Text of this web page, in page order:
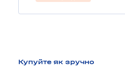
Купуйте як зручно